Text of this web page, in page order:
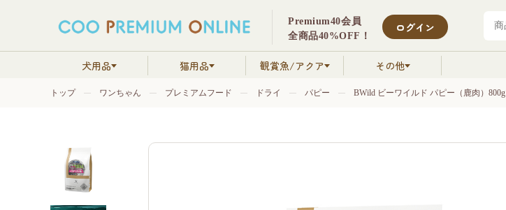
Premium40会員
全商品40%OFF！
ログイン
犬用品 猫用品 観賞魚/アクア その他
トップ ワンちゃん プレミアムフード ドライ パピー BWild ビーワイルド パピー（鹿肉）800g